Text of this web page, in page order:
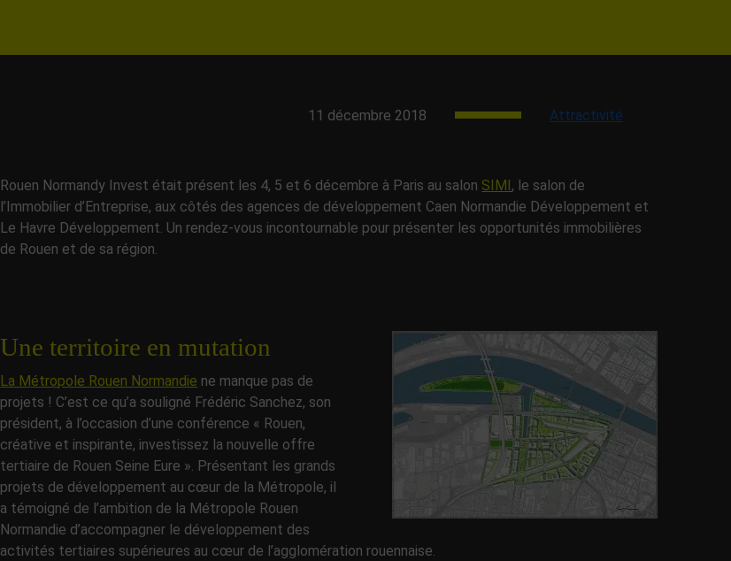
11 décembre 2018 Attractivité
Rouen Normandy Invest était présent les 4, 5 et 6 décembre à Paris au salon SIMI, le salon de
l’Immobilier d’Entreprise, aux côtés des agences de développement Caen Normandie Développement et
Le Havre Développement. Un rendez-vous incontournable pour présenter les opportunités immobilières
de Rouen et de sa région.
Une territoire en mutation
La Métropole Rouen Normandie ne manque pas de
projets ! C’est ce qu’a souligné Frédéric Sanchez, son
président, à l’occasion d’une conférence « Rouen,
créative et inspirante, investissez la nouvelle offre
tertiaire de Rouen Seine Eure ». Présentant les grands
projets de développement au cœur de la Métropole, il
a témoigné de l’ambition de la Métropole Rouen
Normandie d’accompagner le développement des
activités tertiaires supérieures au cœur de l’agglomération rouennaise.